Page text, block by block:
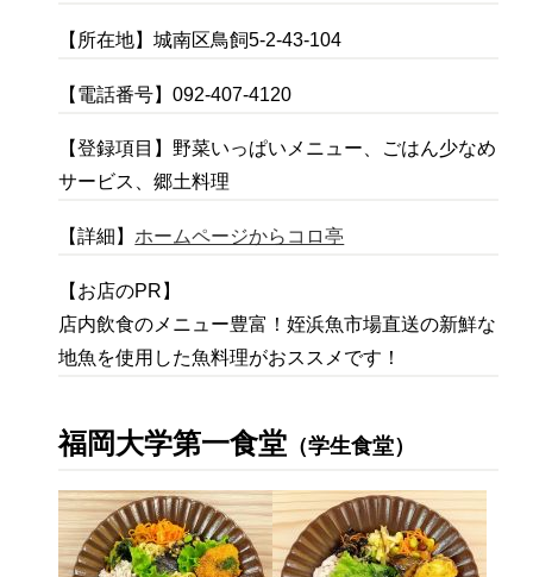
【所在地】城南区鳥飼5-2-43-104
【電話番号】092-407-4120
【登録項目】野菜いっぱいメニュー、ごはん少なめ
サービス、郷土料理
【詳細】 ホームページからコロ亭
【お店のPR】
店内飲食のメニュー豊富！姪浜魚市場直送の新鮮な
地魚を使用した魚料理がおススメです！
福岡大学第一食堂 （学生食堂）